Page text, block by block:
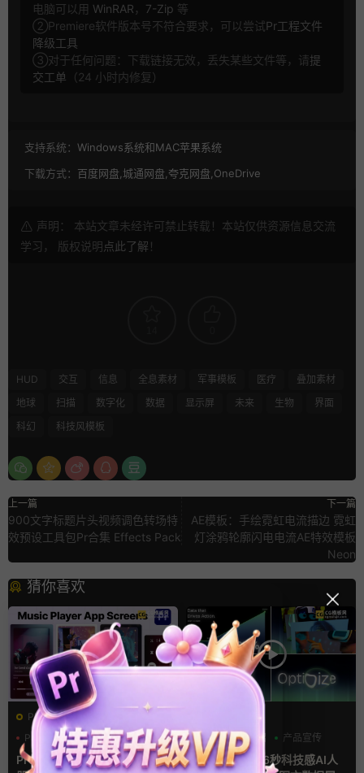
电脑可以用 WinRAR ， 7-Zip 等
②Premiere软件版本号不符合要求，可以尝试Pr工程文件
降级工具
③对于任何问题：下载链接无效，丢失某些文件等，请提
交工单 （24 小时内修复）
支持系统： Windows系统和MAC苹果系统
下载方式： 百度网盘,城通网盘,夸克网盘,OneDrive
声明： 本站文章未经许可禁止转载！本站仅供资源信息交流
学习， 版权说明点此了解 ！
HUD 交互 信息 全息素材 军事模板 医疗
叠加素材
地球
扫描 数字化 数据 显示屏 未来 生物
界面
科幻
科技风模板
上一篇
900文字标题片头视频调色转场特
效预设工具包Pr合集 Effects Pack
下一篇
AE模板：手绘霓虹电流描边 霓虹
灯涂鸦轮廓闪电电流AE特效模板
Neon
猜你喜欢
PR基本图形mogrt
PR基本图形
UI 手机
Premiere模板 手机音乐播放
AI
产品介绍 产品宣传
ae片头模板 36秒科技感AI人